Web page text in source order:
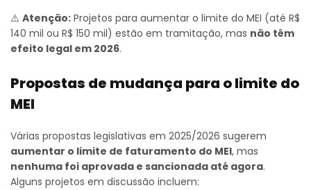
⚠️ Atenção: Projetos para aumentar o limite do MEI (até R$
140 mil ou R$ 150 mil) estão em tramitação, mas não têm
efeito legal em 2026.
Propostas de mudança para o limite do
MEI
Várias propostas legislativas em 2025/2026 sugerem
aumentar o limite de faturamento do MEI, mas
nenhuma foi aprovada e sancionada até agora.
Alguns projetos em discussão incluem: